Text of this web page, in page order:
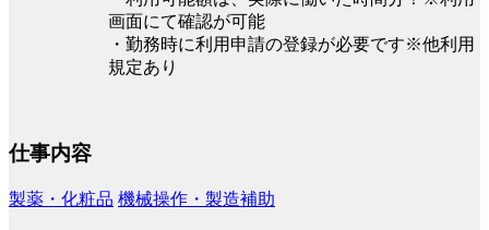
画面にて確認が可能
・勤務時に利用申請の登録が必要です※他利用
規定あり
仕事内容
製薬・化粧品 機械操作・製造補助